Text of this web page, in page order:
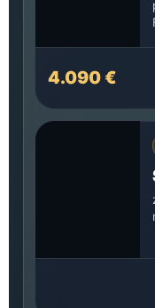
4.090 €